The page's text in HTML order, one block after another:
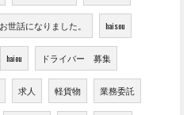
世話になりました。 haisou
haiou ドライバー 募集
求人 軽貨物 業務委託